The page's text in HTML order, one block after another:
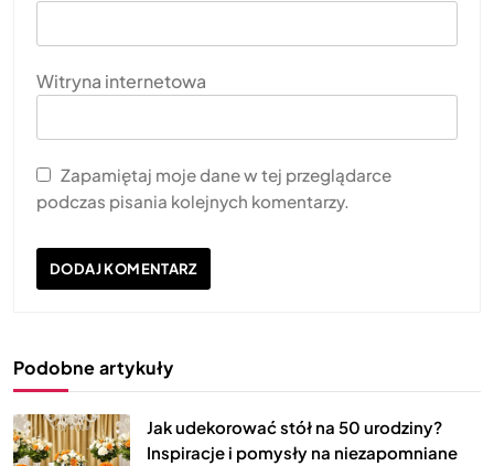
Witryna internetowa
Zapamiętaj moje dane w tej przeglądarce
podczas pisania kolejnych komentarzy.
Podobne artykuły
Jak udekorować stół na 50 urodziny?
Inspiracje i pomysły na niezapomniane